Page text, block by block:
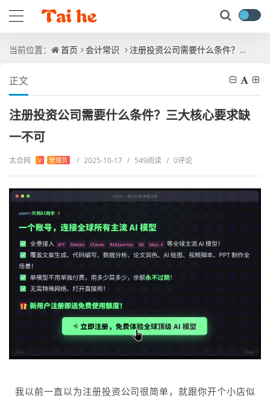
当前位置： 首页 会计常识 注册投资公司需要什么条件？三大核心要求缺一不可
正文
注册投资公司需要什么条件？三大核心要求缺
一不可
太合网 V 管理员 / 2025-10-17 / 549阅读 / 0评论
我以前一直以为注册投资公司很简单，就跟你开个小店似